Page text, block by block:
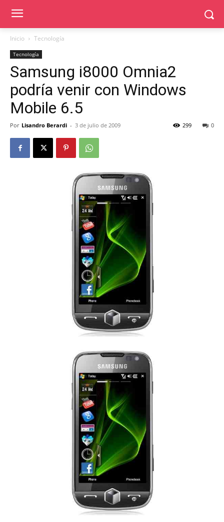
Inicio Tecnología
Tecnología
Samsung i8000 Omnia2
podría venir con Windows
Mobile 6.5
Por Lisandro Berardi - 3 de julio de 2009 0
299